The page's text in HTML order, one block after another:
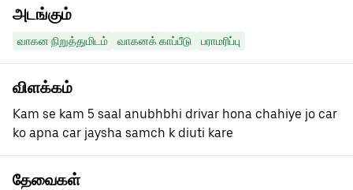
அடங்கும்
வாகன நிறுத்துமிடம் வாகனக் காப்பீடு பராமரிப்பு
விளக்கம்
Kam se kam 5 saal anubhbhi drivar hona chahiye jo car
ko apna car jaysha samch k diuti kare
தேவைகள்